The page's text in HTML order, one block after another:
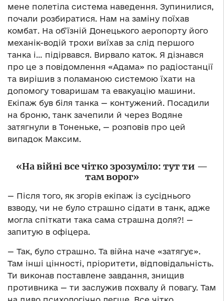
мене полетіла система наведення. Зупинилися,
почали розбиратися. Нам на заміну поїхав
комбат. На об’їзній Донецького аеропорту його
механік-водій трохи виїхав за слід першого
танка і… підірвався. Вирвало каток. Я дізнався
про це з повідомлення «Адама» по радіостанції
та вирішив з поламаною системою їхати на
допомогу товаришам та евакуацію машини.
Екіпаж був біля танка — контужений. Посадили
на броню, танк зачепили й через Водяне
затягнули в Тоненьке, — розповів про цей
випадок Максим.
«На війні все чітко зрозуміло: тут ти —
там ворог»
— Після того, як згорів екіпаж із сусіднього
взводу, чи не було страшно сідати в танк, адже
могла спіткати така сама страшна доля?! —
запитую в офіцера.
— Так, було страшно. Та війна наче «затягує».
Там інші цінності, пріоритети, відповідальність.
Ти виконав поставлене завдання, знищив
противника — ти заслужив похвалу й повагу. Там